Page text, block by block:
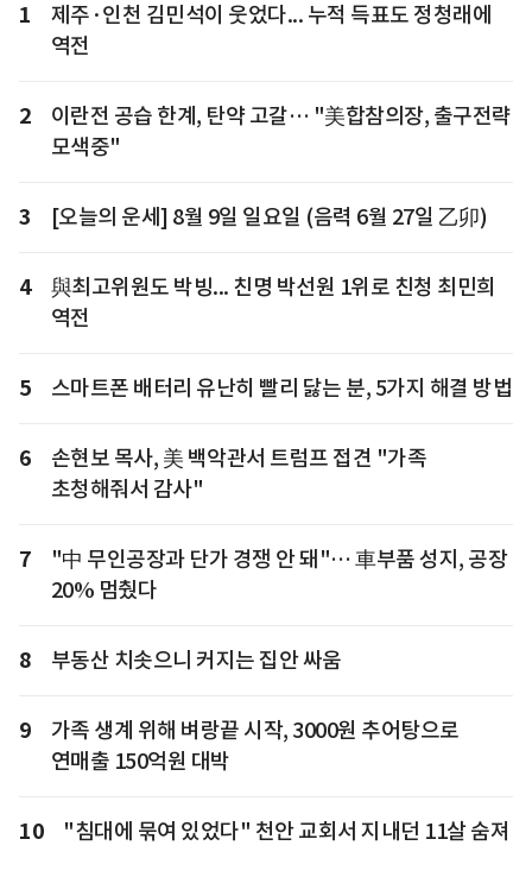
1
제주·인천 김민석이 웃었다... 누적 득표도 정청래에
역전
2
이란전 공습 한계, 탄약 고갈… "美합참의장, 출구전략
모색중"
3 [오늘의 운세] 8월 9일 일요일 (음력 6월 27일 乙卯)
4
與최고위원도 박빙... 친명 박선원 1위로 친청 최민희
역전
5 스마트폰 배터리 유난히 빨리 닳는 분, 5가지 해결 방법
6
손현보 목사, 美 백악관서 트럼프 접견 "가족
초청해줘서 감사"
7
"中 무인공장과 단가 경쟁 안 돼"… 車부품 성지, 공장
20% 멈췄다
8 부동산 치솟으니 커지는 집안 싸움
9
가족 생계 위해 벼랑끝 시작, 3000원 추어탕으로
연매출 150억원 대박
10 "침대에 묶여 있었다" 천안 교회서 지내던 11살 숨져